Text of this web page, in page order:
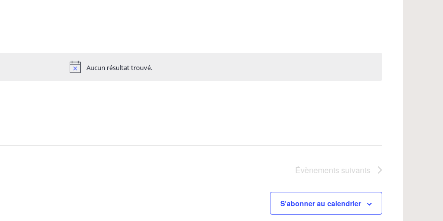
Aucun résultat trouvé.
Évènements suivants
S’abonner au calendrier